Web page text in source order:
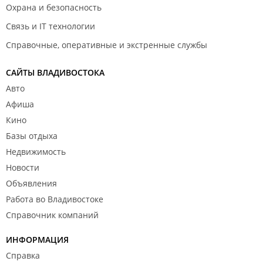
Охрана и безопасность
Связь и IT технологии
Справочные, оперативные и экстренные службы
САЙТЫ ВЛАДИВОСТОКА
Авто
Афиша
Кино
Базы отдыха
Недвижимость
Новости
Объявления
Работа во Владивостоке
Справочник компаний
ИНФОРМАЦИЯ
Справка